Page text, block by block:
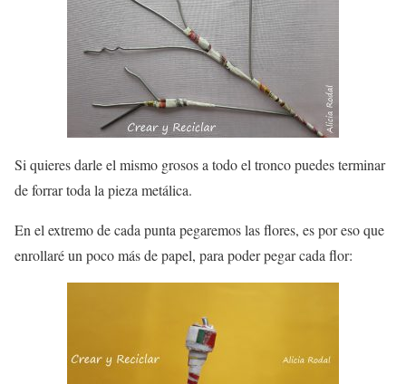
Si quieres darle el mismo grosos a todo el tronco puedes terminar
de forrar toda la pieza metálica.
En el extremo de cada punta pegaremos las flores, es por eso que
enrollaré un poco más de papel, para poder pegar cada flor: